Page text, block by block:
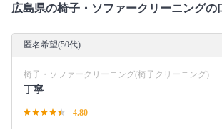
広島県の椅子・ソファークリーニングの
匿名希望(50代)
椅子・ソファークリーニング(椅子クリーニング)
丁寧
4.80